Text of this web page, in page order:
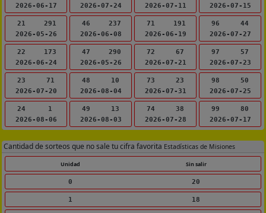
2026-06-17
21
291
2026-05-26
22
173
2026-06-24
23
71
2026-07-20
24
1
2026-08-06
2026-07-24
46
237
2026-06-08
47
290
2026-05-26
48
10
2026-08-04
49
13
2026-08-03
2026-07-11
71
191
2026-06-19
72
67
2026-07-21
73
23
2026-07-31
74
38
2026-07-28
2026-07-15
96
44
2026-07-27
97
57
2026-07-23
98
50
2026-07-25
99
80
2026-07-17
Cantidad de sorteos que no sale tu cifra favorita Estadísticas de Misiones
Unidad Sin salir
0 20
1 18